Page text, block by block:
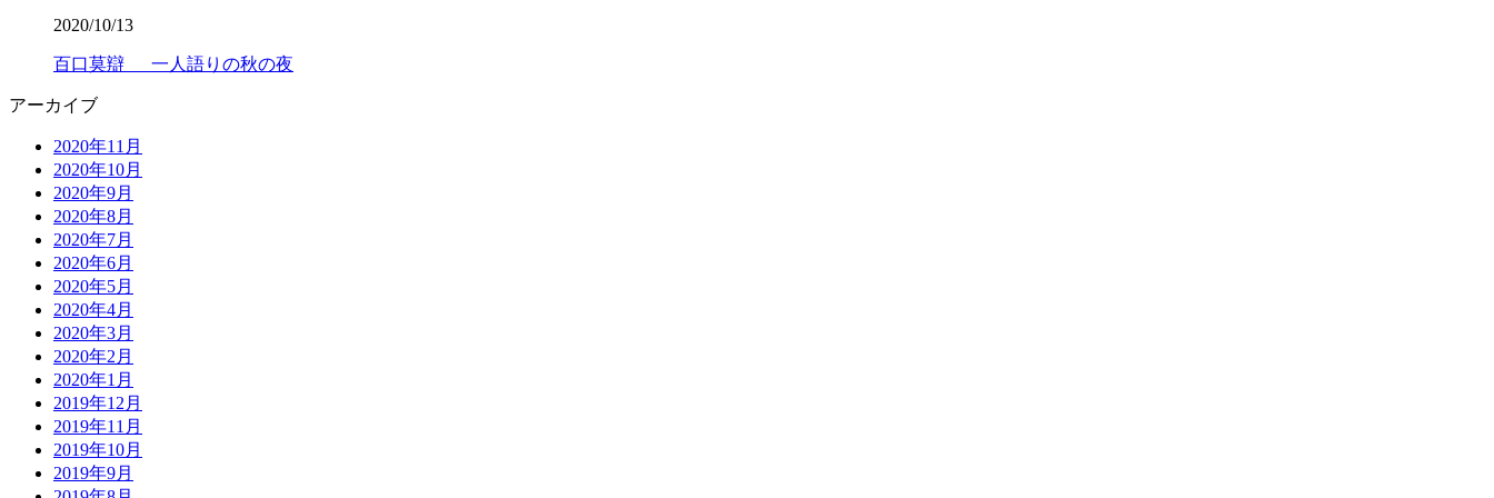
2020/10/13
百口莫辯 一人語りの秋の夜
アーカイブ
2020年11月
2020年10月
2020年9月
2020年8月
2020年7月
2020年6月
2020年5月
2020年4月
2020年3月
2020年2月
2020年1月
2019年12月
2019年11月
2019年10月
2019年9月